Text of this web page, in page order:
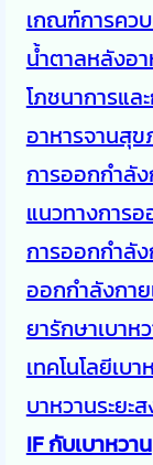
เกณฑ์การคว
น้ำตาลหลังอา
โภชนาการแล
อาหารจานสุ
การออกกำลั
แนวทางการอ
การออกกำลั
ออกกำลังกาย
ยารักษาเบาห
เทคโนโลยีเบา
บาหวานระยะ
IF กับเบาหวาน